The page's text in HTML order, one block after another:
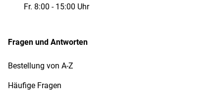
Fr. 8:00 - 15:00 Uhr
Fragen und Antworten
Bestellung von A-Z
Häufige Fragen